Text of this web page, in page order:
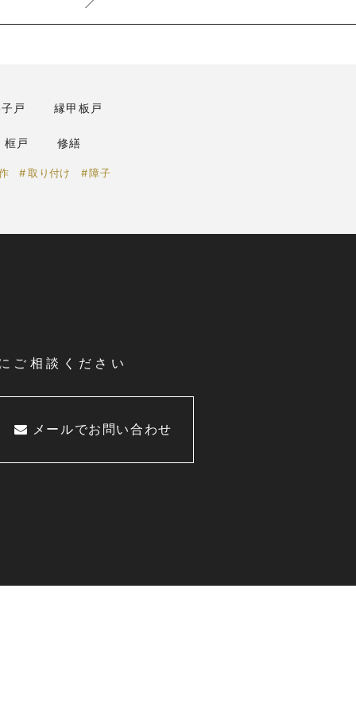
戸 縁甲板戸
框戸 修繕
取り付け 障子
ご相談ください
メールでお問い合わせ